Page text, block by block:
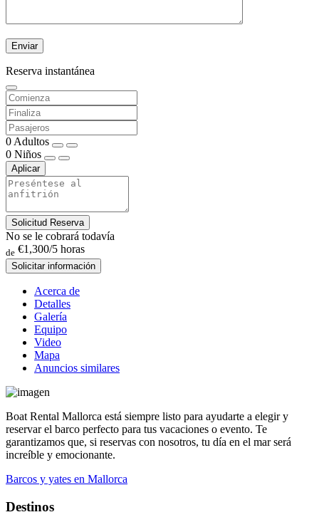
Reserva instantánea
0 Adultos
0 Niños
Aplicar
Solicitud Reserva
No se le cobrará todavía
de €1,300/5 horas
Solicitar información
Acerca de
Detalles
Galería
Equipo
Video
Mapa
Anuncios similares
Boat Rental Mallorca está siempre listo para ayudarte a elegir y
reservar el barco perfecto para tus vacaciones o evento. Te
garantizamos que, si reservas con nosotros, tu día en el mar será
increíble y emocionante.
Barcos y yates en Mallorca
Destinos